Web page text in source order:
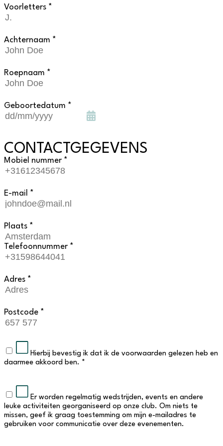
Voorletters *
Achternaam *
Roepnaam *
Geboortedatum *
CONTACTGEGEVENS
Mobiel nummer *
E-mail *
Plaats *
Telefoonnummer *
Adres *
Postcode *
Hierbij bevestig ik dat ik de voorwaarden gelezen heb en
daarmee akkoord ben. *
Er worden regelmatig wedstrijden, events en andere
leuke activiteiten georganiseerd op onze club. Om niets te
missen, geef ik graag toestemming om mijn e-mailadres te
gebruiken voor communicatie over deze evenementen.